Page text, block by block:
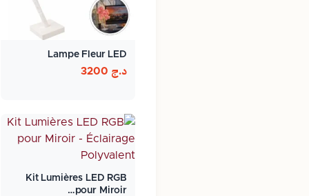
Lampe Fleur LED
د.ج
Kit Lumières LED RGB
pour Miroir…